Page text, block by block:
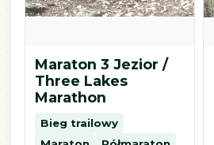
Maraton 3 Jezior /
Three Lakes
Marathon
Bieg trailowy